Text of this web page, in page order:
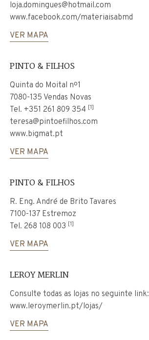
loja.domingues@hotmail.com
www.facebook.com/materiaisabmd
VER MAPA
PINTO & FILHOS
Quinta do Moital nº1
7080-135 Vendas Novas
Tel. +351 261 809 354 [1]
teresa@pintoefilhos.com
www.bigmat.pt
VER MAPA
PINTO & FILHOS
R. Eng. André de Brito Tavares
7100-137 Estremoz
Tel. 268 108 003 [1]
VER MAPA
LEROY MERLIN
Consulte todas as lojas no seguinte link:
www.leroymerlin.pt/lojas/
VER MAPA